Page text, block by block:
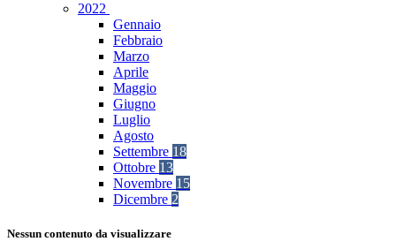
2022
Gennaio
Febbraio
Marzo
Aprile
Maggio
Giugno
Luglio
Agosto
Settembre 18
Ottobre 13
Novembre 15
Dicembre 2
Nessun contenuto da visualizzare